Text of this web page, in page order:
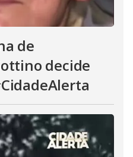
de
decide